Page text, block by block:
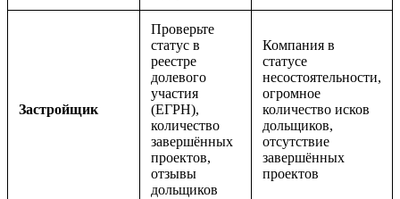
Застройщик
Проверьте
статус в
реестре
долевого
участия
(ЕГРН),
количество
завершённых
проектов,
отзывы
дольщиков
Компания в
статусе
несостоятельности,
огромное
количество исков
дольщиков,
отсутствие
завершённых
проектов